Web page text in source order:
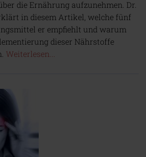
die Ernährung aufzunehmen. Dr.
in diesem Artikel, welche fünf
er empfiehlt und warum
dieser Nährstoffe
Weiterlesen...